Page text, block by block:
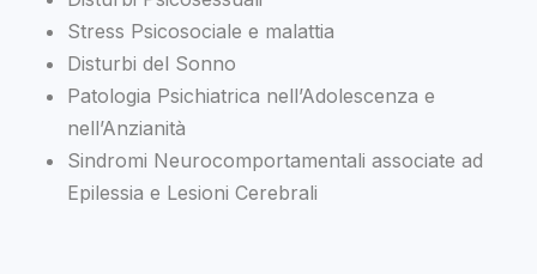
Stress Psicosociale e malattia
Disturbi del Sonno
Patologia Psichiatrica nell’Adolescenza e
nell’Anzianità
Sindromi Neurocomportamentali associate ad
Epilessia e Lesioni Cerebrali